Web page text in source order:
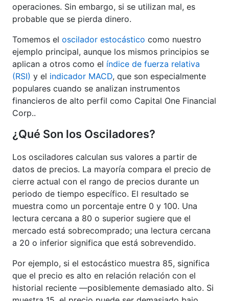
operaciones. Sin embargo, si se utilizan mal, es
probable que se pierda dinero.
Tomemos el oscilador estocástico como nuestro
ejemplo principal, aunque los mismos principios se
aplican a otros como el índice de fuerza relativa
(RSI) y el indicador MACD, que son especialmente
populares cuando se analizan instrumentos
financieros de alto perfil como Capital One Financial
Corp..
¿Qué Son los Osciladores?
Los osciladores calculan sus valores a partir de
datos de precios. La mayoría compara el precio de
cierre actual con el rango de precios durante un
periodo de tiempo específico. El resultado se
muestra como un porcentaje entre 0 y 100. Una
lectura cercana a 80 o superior sugiere que el
mercado está sobrecomprado; una lectura cercana
a 20 o inferior significa que está sobrevendido.
Por ejemplo, si el estocástico muestra 85, significa
que el precio es alto en relación relación con el
historial reciente —posiblemente demasiado alto. Si